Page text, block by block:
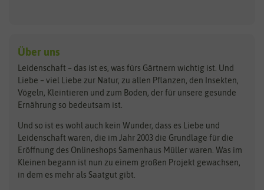
Kräutersamen
Obstsamen
Pilzbrut
Rasensamen
Steckzwiebeln
Zimmer & Kübelpflanzen
Kataloge
Schnäppchen
Anzucht & Gartenzubehör
Benary
Bingenheimer Saatgut
Bionana
BIOWOL
Blumicorn
Bûten Birds
Dürr-Samen
Feldsaaten Freudenberger
Fertil
Flora Elite
Über uns
Leidenschaft – das ist es, was fürs Gärtnern wichtig ist. Und
Liebe – viel Liebe zur Natur, zu allen Pflanzen, den Insekten,
Vögeln, Kleintieren und zum Boden, der für unsere gesunde
Ernährung so bedeutsam ist.
Und so ist es wohl auch kein Wunder, dass es Liebe und
Leidenschaft waren, die im Jahr 2003 die Grundlage für die
Eröffnung des Onlineshops Samenhaus Müller waren. Was im
Kleinen begann ist nun zu einem großen Projekt gewachsen,
in dem es mehr als Saatgut gibt.